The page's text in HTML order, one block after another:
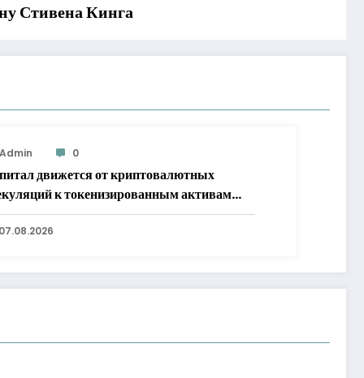
Стивена Кинга
0
движется от криптовалютных
к токенизированным активам